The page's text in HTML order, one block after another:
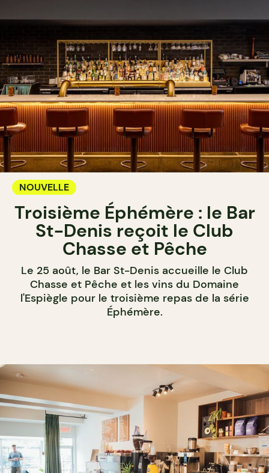
NOUVELLE
Troisième Éphémère : le Bar
St-Denis reçoit le Club
Chasse et Pêche
Le 25 août, le Bar St-Denis accueille le Club
Chasse et Pêche et les vins du Domaine
l'Espiègle pour le troisième repas de la série
Éphémère.